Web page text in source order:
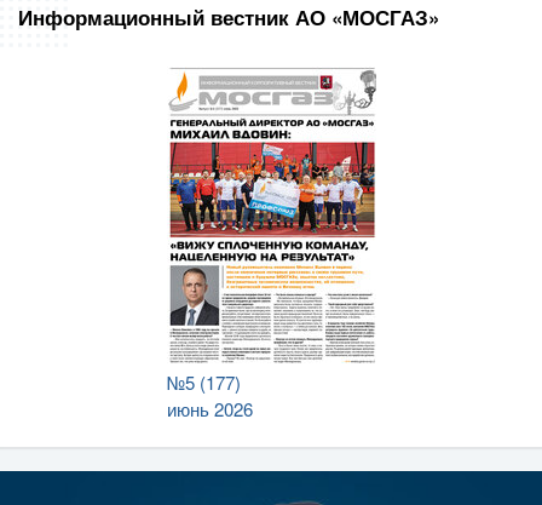
Информационный вестник АО «МОСГАЗ»
№5 (177)
июнь 2026